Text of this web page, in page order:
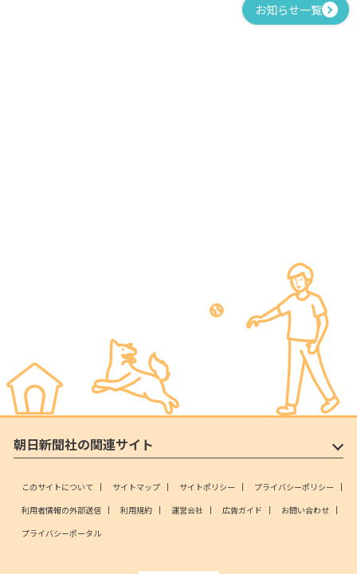
お知らせ一覧
朝日新聞社の関連サイト
このサイトについて サイトマップ サイトポリシー
プライバシーポリシー
利用者情報の外部送信
利用規約 運営会社 広告ガイド
お問い合わせ
プライバシーポータル